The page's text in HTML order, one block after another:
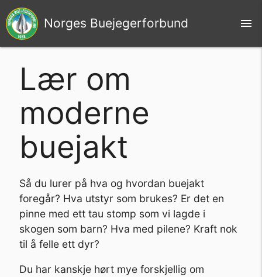
Norges Buejegerforbund menu
Lær om
moderne
buejakt
Så du lurer på hva og hvordan buejakt
foregår? Hva utstyr som brukes? Er det en
pinne med ett tau stomp som vi lagde i
skogen som barn? Hva med pilene? Kraft nok
til å felle ett dyr?
Du har kanskje hørt mye forskjellig om